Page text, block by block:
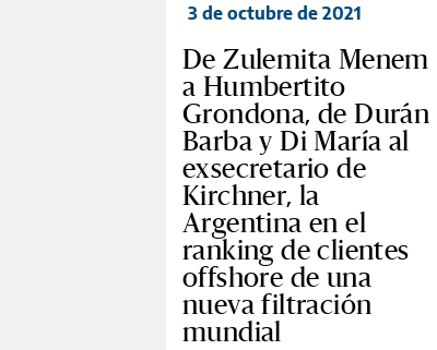
3 de octubre de 2021
De Zulemita Menem
a Humbertito
Grondona, de Durán
Barba y Di María al
exsecretario de
Kirchner, la
Argentina en el
ranking de clientes
offshore de una
nueva filtración
mundial